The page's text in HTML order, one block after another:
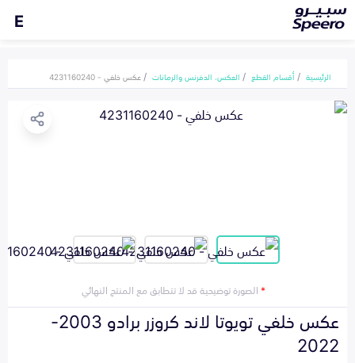
E
الرئيسية أقسام القطع العكس، الدفرنس والرمانات عكس خلفي - 4231160240
*الصورة توضيحية قد لا تتطابق مع المنتج النهائي
عكس خلفي تويوتا لاند كروزر برادو 2003-
2022